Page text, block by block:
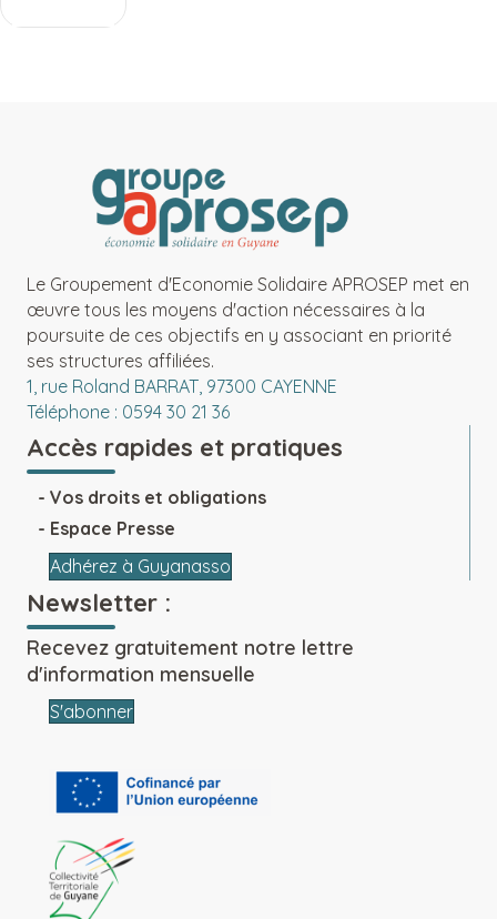
Le Groupement d'Economie Solidaire APROSEP met en
œuvre tous les moyens d'action nécessaires à la
poursuite de ces objectifs en y associant en priorité
ses structures affiliées.
1, rue Roland BARRAT, 97300 CAYENNE
Téléphone : 0594 30 21 36
Accès rapides et pratiques
Vos droits et obligations
Espace Presse
Adhérez à Guyanasso
Newsletter :
Recevez gratuitement notre lettre
d'information mensuelle
S'abonner